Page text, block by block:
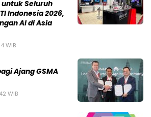
Seluruh
Indonesia 2026,
AI di Asia
WIB
Ajang GSMA
WIB